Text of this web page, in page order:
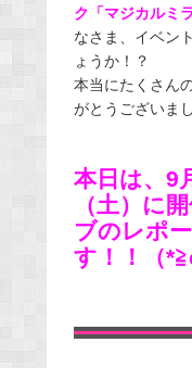
o
k
ク「マジカルミ
なさま、イベン
ょうか！？
本当にたくさん
がとうございま
本日は、9
（土）に
ブのレポ
す！！（